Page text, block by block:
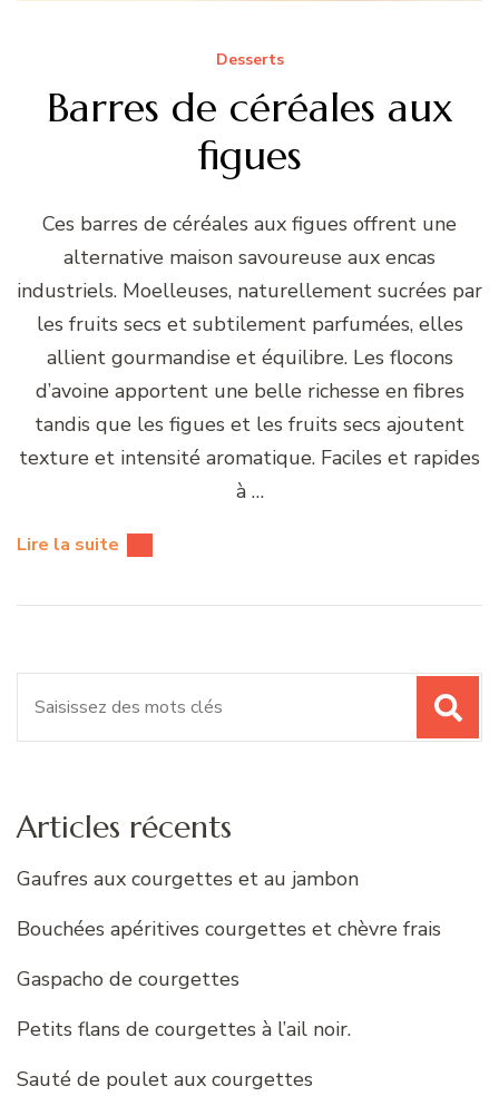
Desserts
Barres de céréales aux
figues
Ces barres de céréales aux figues offrent une
alternative maison savoureuse aux encas
industriels. Moelleuses, naturellement sucrées par
les fruits secs et subtilement parfumées, elles
allient gourmandise et équilibre. Les flocons
d’avoine apportent une belle richesse en fibres
tandis que les figues et les fruits secs ajoutent
texture et intensité aromatique. Faciles et rapides
à …
Lire la suite
Articles récents
Gaufres aux courgettes et au jambon
Bouchées apéritives courgettes et chèvre frais
Gaspacho de courgettes
Petits flans de courgettes à l’ail noir.
Sauté de poulet aux courgettes